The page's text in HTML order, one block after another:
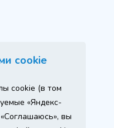
cookie
cookie (в том
«Яндекс-
вы
437 ГК РФ.
о наличии и